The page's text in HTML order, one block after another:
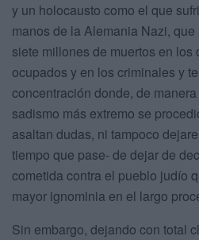
y un holocausto como el que
manos de la Alemania Nazi,
siete millones de muertos en los
ocupados y en los criminales y
concentración donde, de
sadismo más extremo se
asaltan dudas, ni tampoco
tiempo que pase- de dejar de
cometida contra el pueblo judío
mayor ignominia en el largo
Sin embargo, dejando con total